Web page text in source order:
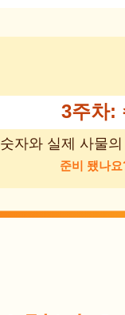
3주차:
숫자와 실제 사물
준비 됐나